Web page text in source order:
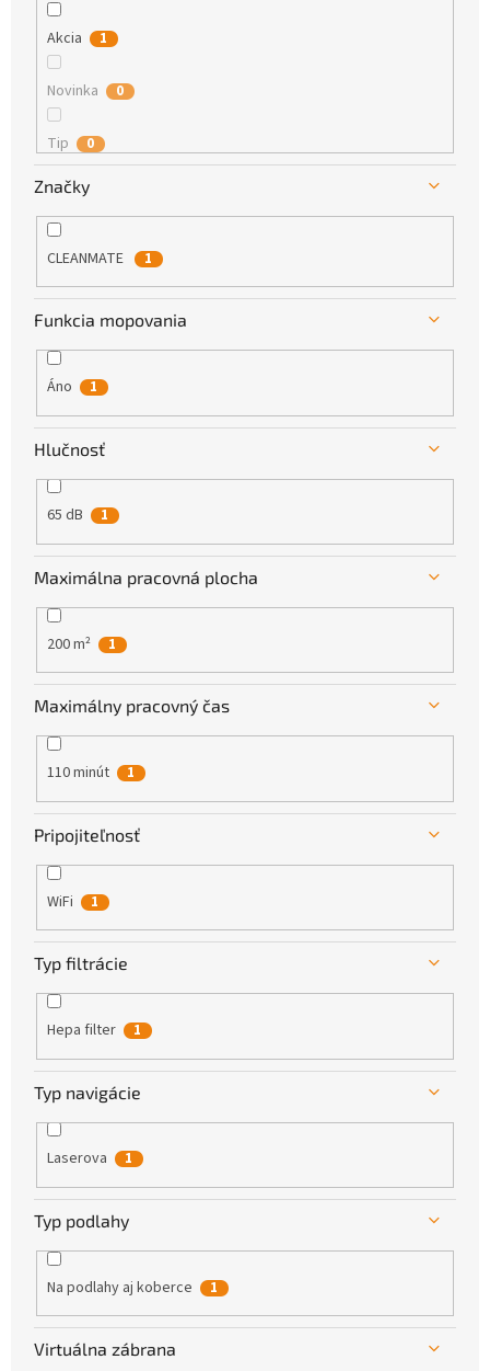
Akcia 1
Novinka 0
Tip 0
Značky
CLEANMATE 1
Funkcia mopovania
Áno 1
Hlučnosť
65 dB 1
Maximálna pracovná plocha
200 m² 1
Maximálny pracovný čas
110 minút 1
Pripojiteľnosť
WiFi 1
Typ filtrácie
Hepa filter 1
Typ navigácie
Laserova 1
Typ podlahy
Na podlahy aj koberce 1
Virtuálna zábrana